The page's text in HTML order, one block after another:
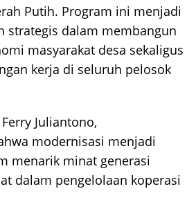
Putih. Program ini menjadi
strategis dalam membangun
masyarakat desa sekaligus
kerja di seluruh pelosok
Juliantono,
modernisasi menjadi
menarik minat generasi
dalam pengelolaan koperasi